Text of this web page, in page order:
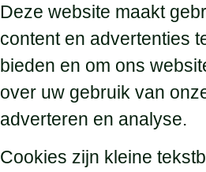
Deze website maakt
content en advertenties
bieden en om ons
over uw gebruik van
adverteren en analyse.
Cookies zijn kleine